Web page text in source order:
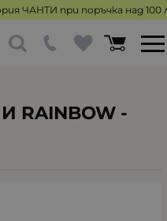
ЧАНТИ при поръчка над 100
RAINBOW -